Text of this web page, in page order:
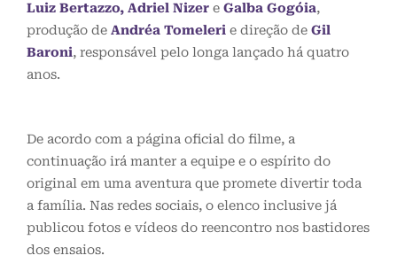
Luiz Bertazzo, Adriel Nizer e Galba Gogóia,
produção de Andréa Tomeleri e direção de Gil
Baroni, responsável pelo longa lançado há quatro
anos.
De acordo com a página oficial do filme, a
continuação irá manter a equipe e o espírito do
original em uma aventura que promete divertir toda
a família. Nas redes sociais, o elenco inclusive já
publicou fotos e vídeos do reencontro nos bastidores
dos ensaios.